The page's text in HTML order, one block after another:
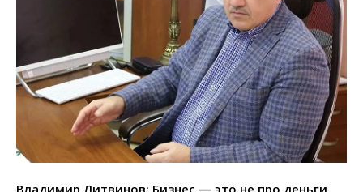
Владимир Литвинов: Бизнес — это не про деньги,